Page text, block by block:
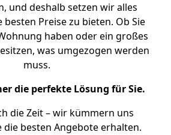
und deshalb setzen wir alles
Preise zu bieten. Ob Sie
haben oder ein großes
was umgezogen werden
muss.
die perfekte Lösung für Sie.
die Zeit – wir kümmern uns
die besten Angebote erhalten.